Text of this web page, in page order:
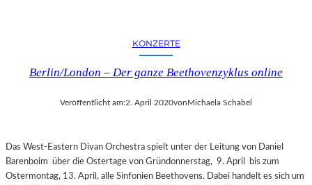
KONZERTE
Berlin/London – Der ganze Beethovenzyklus online
Veröffentlicht am:2. April 2020von Michaela Schabel
Das West-Eastern Divan Orchestra spielt unter der Leitung von Daniel
Barenboim über die Ostertage von Gründonnerstag, 9. April bis zum
Ostermontag, 13. April, alle Sinfonien Beethovens. Dabei handelt es sich um